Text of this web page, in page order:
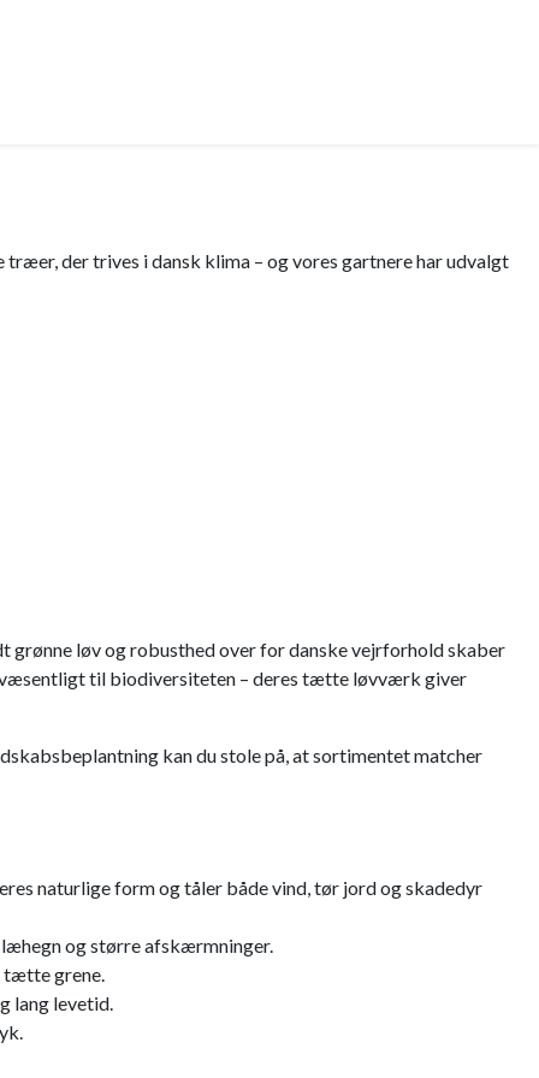
der trives i dansk klima – og vores gartnere har udvalgt
løv og robusthed over for danske vejrforhold skaber
væsentligt til biodiversiteten – deres tætte løvværk giver
kan du stole på, at sortimentet matcher
naturlige form og tåler både vind, tør jord og skadedyr
og større afskærmninger.
tætte grene.
lang levetid.